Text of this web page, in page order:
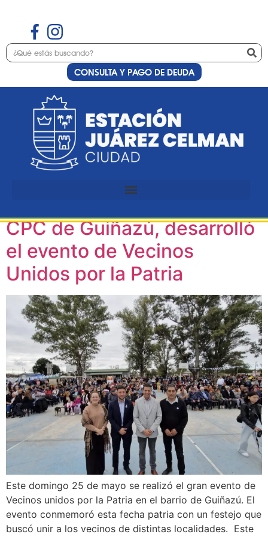
CONSULTA Y PAGO DE DEUDA
Etiqueta:Peña
Un 25 de mayo con desfile y
peña: Estación Juárez
CPC de Guiñazú, desarrolló
el evento de Vecinos
Unidos por la Patria
Este domingo 25 de mayo se realizó el gran evento de
Vecinos unidos por la Patria en el barrio de Guiñazú. El
evento conmemoró esta fecha patria con un festejo que
buscó unir a los vecinos de distintas localidades. Este